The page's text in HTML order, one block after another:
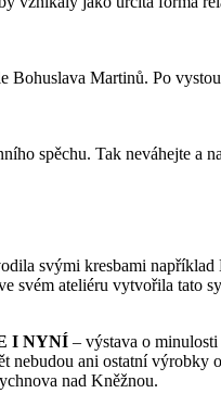
Martinů. Po
spěchu. Tak neváhejte
svými kresbami
ateliéru vytvořila tato
I NYNÍ – výstava o
ani ostatní
nad Kněžnou.